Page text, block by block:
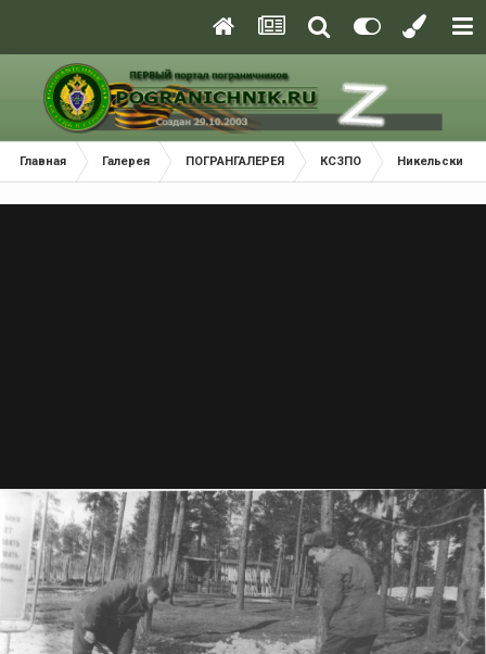
Главная Галерея ПОГРАНГАЛЕРЕЯ КСЗПО Никельский